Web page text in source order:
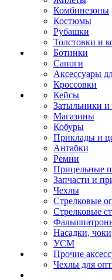
Комбинезоны
Костюмы
Рубашки
Толстовки и
Ботинки
Сапоги
Аксессуары
Кроссовки
Кейсы
Затыльники и
Магазины
Кобуры
Приклады и
Антабки
Ремни
Прицельные
Запчасти и
Чехлы
Стрелковые
Стрелковые
Насадки,
УСМ
Прочие
Чехлы для